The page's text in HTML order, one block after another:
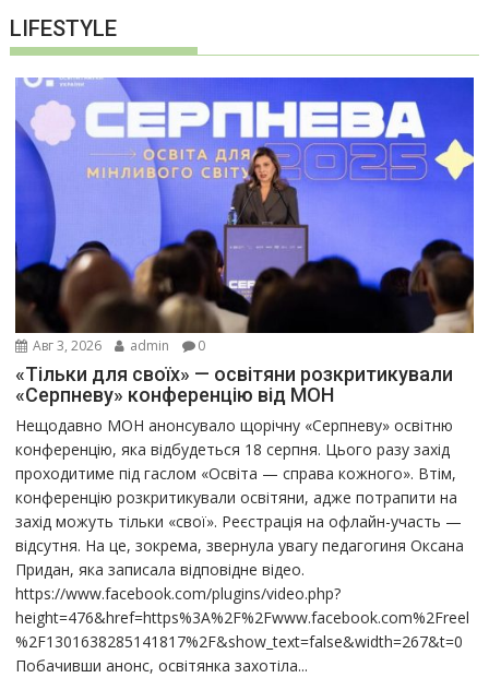
LIFESTYLE
Авг 3, 2026 admin 0
«Тільки для своїх» — освітяни розкритикували
«Серпневу» конференцію від МОН
Нещодавно МОН анонсувало щорічну «Серпневу» освітню
конференцію, яка відбудеться 18 серпня. Цього разу захід
проходитиме під гаслом «Освіта — справа кожного». Втім,
конференцію розкритикували освітяни, адже потрапити на
захід можуть тільки «свої». Реєстрація на офлайн-участь —
відсутня. На це, зокрема, звернула увагу педагогиня Оксана
Придан, яка записала відповідне відео.
https://www.facebook.com/plugins/video.php?
height=476&href=https%3A%2F%2Fwww.facebook.com%2Freel
%2F1301638285141817%2F&show_text=false&width=267&t=0
Побачивши анонс, освітянка захотіла...